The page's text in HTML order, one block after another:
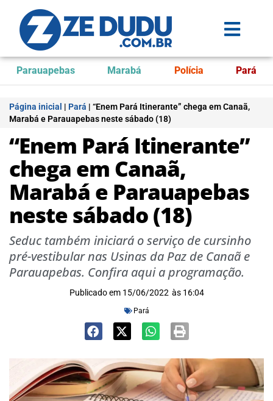
Parauapebas Marabá Polícia Pará
Página inicial | Pará | “Enem Pará Itinerante” chega em Canaã,
Marabá e Parauapebas neste sábado (18)
“Enem Pará Itinerante”
chega em Canaã,
Marabá e Parauapebas
neste sábado (18)
Seduc também iniciará o serviço de cursinho
pré-vestibular nas Usinas da Paz de Canaã e
Parauapebas. Confira aqui a programação.
Publicado em 15/06/2022 às 16:04
Pará